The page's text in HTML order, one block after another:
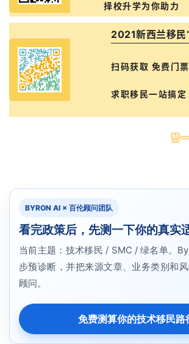
择校升学为你助力
2021新西兰移民
扫码获取 免费门票
求职移民一站搞定
赞
BYRON AI × 百伦顾问团队
看完政策后，先测一下你的真实
当前主题：技术移民 / SMC / 绿名单。
步预诊断，并把来源文章、业务类别和
顾问。
免费测算你的技术移民路